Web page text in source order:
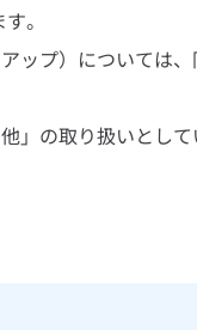
。
ップ）については
」の取り扱いとし